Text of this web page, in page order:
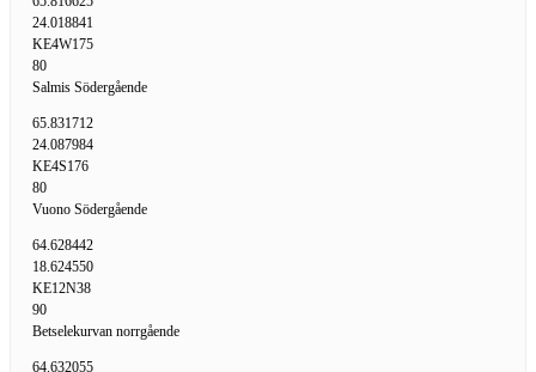
24.018841
KE4W175
80
Salmis Södergående
65.831712
24.087984
KE4S176
80
Vuono Södergående
64.628442
18.624550
KE12N38
90
Betselekurvan norrgående
64.632055